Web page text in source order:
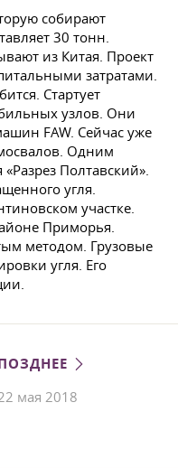
собирают
30 тонн.
из Китая. Проект
затратами.
Стартует
узлов. Они
FAW. Сейчас уже
Одним
Полтавский».
угля.
участке.
Приморья.
методом. Грузовые
угля. Его
мая 2018